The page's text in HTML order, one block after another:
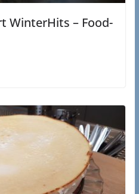
WinterHits – Food-